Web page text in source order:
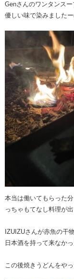
Genさんのワンタンスー
優しい味で染みましたー
本当は働いてもらった
っちゃもてなし料理が
IZUIZUさんが赤魚の干
日本酒を持って来なか
この後焼きうどんをや